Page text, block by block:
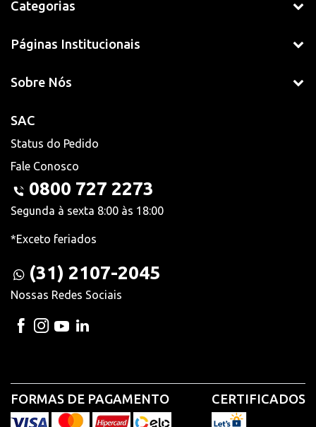
Categorias
Páginas Institucionais
Sobre Nós
SAC
Status do Pedido
Fale Conosco
0800 727 2273
Segunda à sexta 8:00 às 18:00
*Exceto feriados
(31) 2107-2045
Nossas Redes Sociais
FORMAS DE PAGAMENTO CERTIFICADOS